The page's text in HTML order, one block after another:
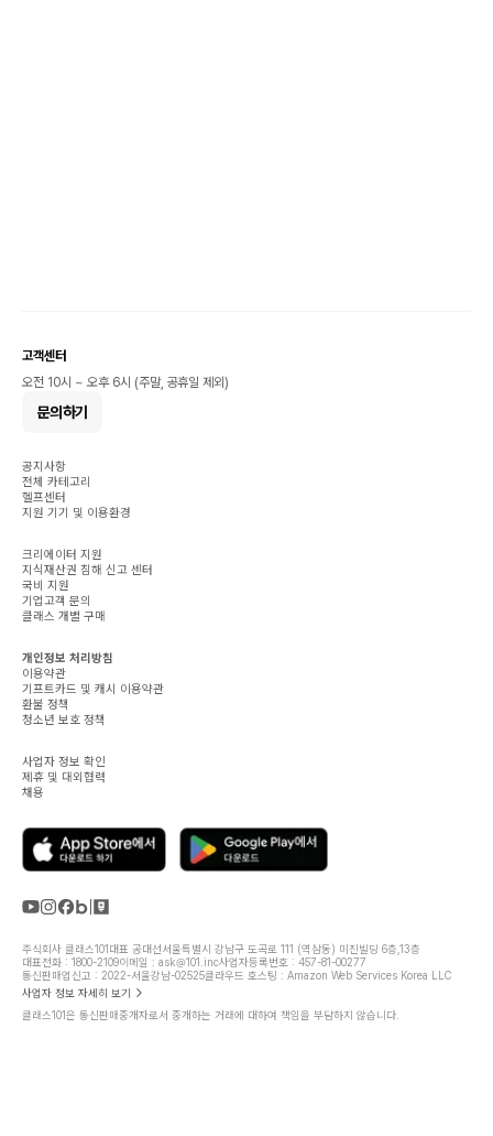
고객센터
오전 10시 ~ 오후 6시 (주말, 공휴일 제외)
문의하기
공지사항
전체 카테고리
헬프센터
지원 기기 및 이용환경
크리에이터 지원
지식재산권 침해 신고 센터
국비 지원
기업고객 문의
클래스 개별 구매
개인정보 처리방침
이용약관
기프트카드 및 캐시 이용약관
환불 정책
청소년 보호 정책
사업자 정보 확인
제휴 및 대외협력
채용
주식회사 클래스101대표 공대선서울특별시 강남구 도곡로 111 (역삼동) 미진빌딩 6층,13층
대표전화 : 1800-2109이메일 : ask@101.inc사업자등록번호 : 457-81-00277
통신판매업신고 : 2022-서울강남-02525클라우드 호스팅 : Amazon Web Services Korea LLC
사업자 정보 자세히 보기
클래스101은 통신판매중개자로서 중개하는 거래에 대하여 책임을 부담하지 않습니다.